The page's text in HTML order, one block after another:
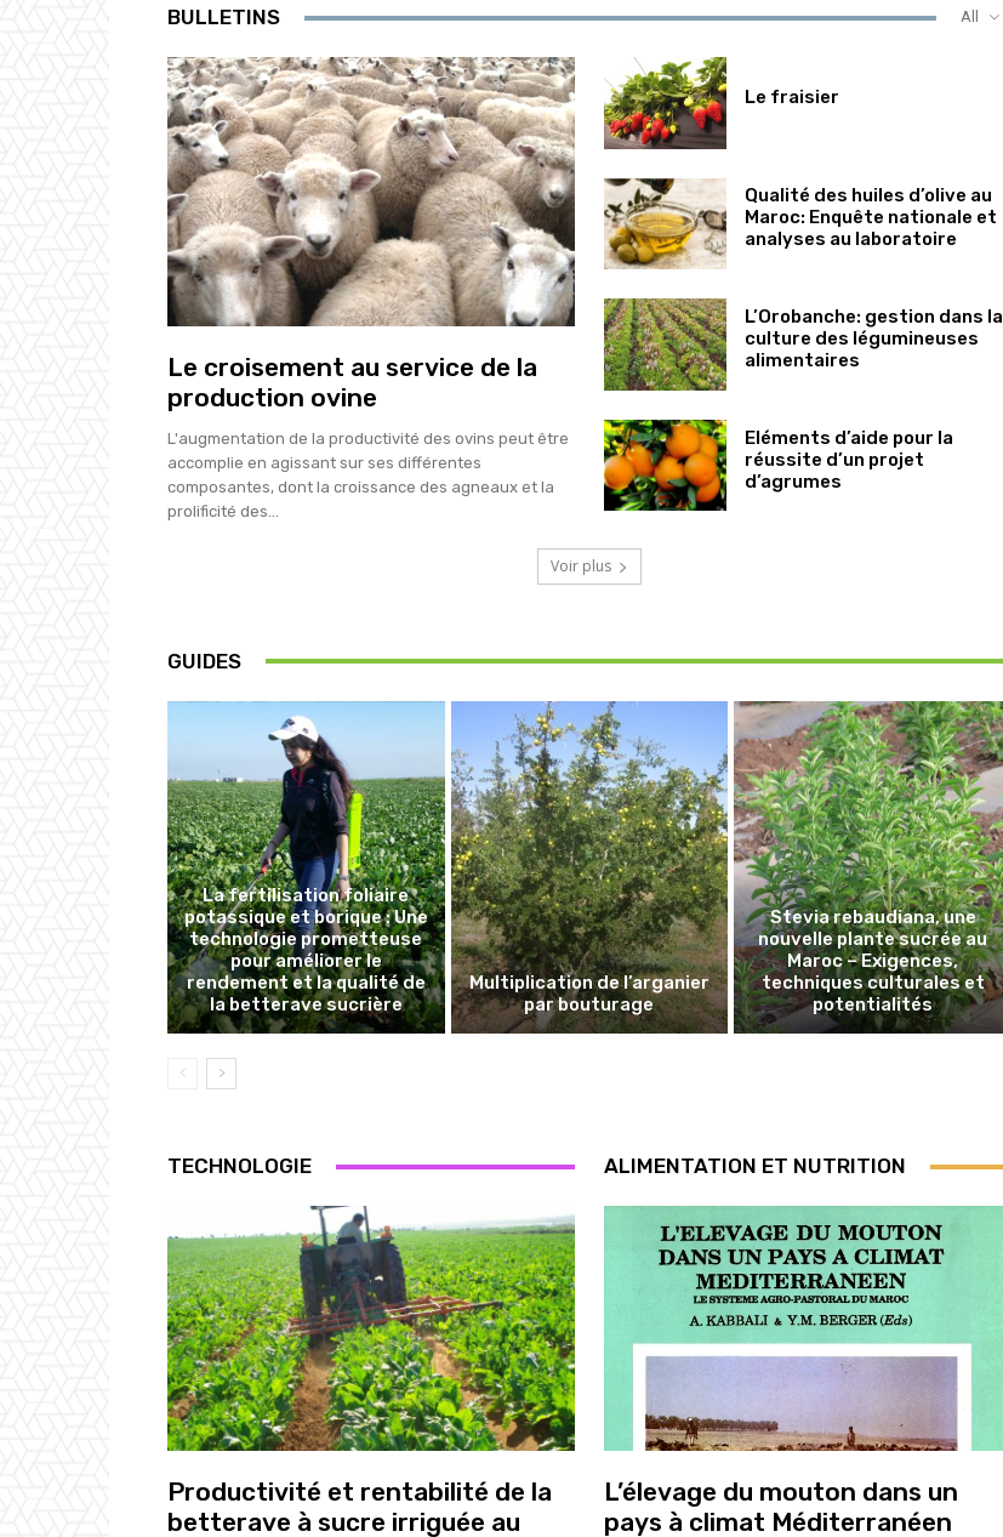
BULLETINS All
Le croisement au service de la
production ovine
L'augmentation de la productivité des ovins peut être
accomplie en agissant sur ses différentes
composantes, dont la croissance des agneaux et la
prolificité des...
Le fraisier
Qualité des huiles d’olive au
Maroc: Enquête nationale et
analyses au laboratoire
L’Orobanche: gestion dans la
culture des légumineuses
alimentaires
Eléments d’aide pour la
réussite d’un projet
d’agrumes
Voir plus
GUIDES
La fertilisation foliaire
potassique et borique : Une
technologie prometteuse
pour améliorer le
rendement et la qualité de
la betterave sucrière
Multiplication de l’arganier
par bouturage
Stevia rebaudiana, une
nouvelle plante sucrée au
Maroc – Exigences,
techniques culturales et
potentialités
TECHNOLOGIE
Productivité et rentabilité de la
betterave à sucre irriguée au
ALIMENTATION ET NUTRITION
L’élevage du mouton dans un
pays à climat Méditerranéen